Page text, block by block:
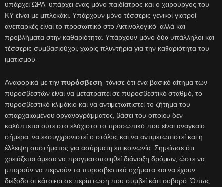
υπάρχει ΩΡΛ, υπάρχει ένας μόνο παιδίατρος και ο χειρούργος του
ΚΥ είναι με μπλοκάκι. Υπάρχουν μόνο τέσσερις γενικοί γιατροί,
ανεπαρκές είναι το προσωπικό στο Ακτινολογικό, αλλά και
προβλήματα στην καθαριότητα. Υπάρχουν μόνο δύο υπάλληλοι και
τέσσερις συμβασιούχοι, χωρίς πλυντήρια για την καθαριότητα του
ιματισμού.
Αναφορικά με την πυρόσβεση , τόνισε ότι ένα βασικό αίτημα των
πυροσβεστών είναι να μετατραπεί σε πυροσβεστικό σταθμό, το
πυροσβεστικό κλιμάκιο και να αντιμετωπιστεί το ζήτημα του
απαρχαιωμένου οργανογράμματος, βάσει του οποίου δεν
καλύπτεται ούτε στο ελάχιστο το προσωπικό που είναι αναγκαίο
σήμερα, να εκσυγχρονιστεί ο στόλος και να αντιμετωπιστεί και η
έλλειψη συστήματος για ασύρματη επικοινωνία. Σημείωσε ότι
χρειάζεται άμεσα να πραγματοποιηθεί διάνοιξη δρόμων, ώστε να
μπορούν να περνούν τα πυροσβεστικά οχήματα και να έχουν
διέξοδο οι κάτοικοι σε περίπτωση που συμβεί κάτι σοβαρό. Όπως